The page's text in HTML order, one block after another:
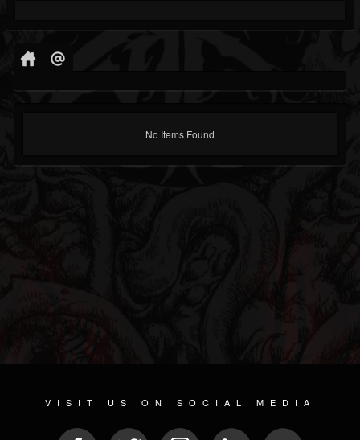
No Items Found
VISIT US ON SOCIAL MEDIA